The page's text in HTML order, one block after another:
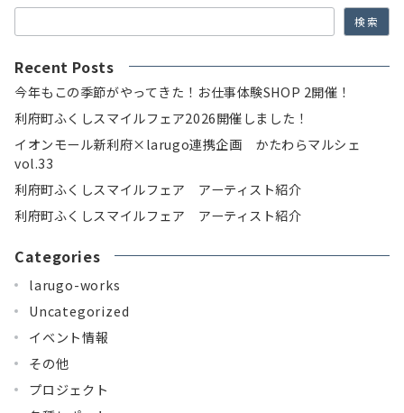
検索
Recent Posts
今年もこの季節がやってきた！お仕事体験SHOP 2開催！
利府町ふくしスマイルフェア2026開催しました！
イオンモール新利府×larugo連携企画 かたわらマルシェ
vol.33
利府町ふくしスマイルフェア アーティスト紹介
利府町ふくしスマイルフェア アーティスト紹介
Categories
larugo-works
Uncategorized
イベント情報
その他
プロジェクト